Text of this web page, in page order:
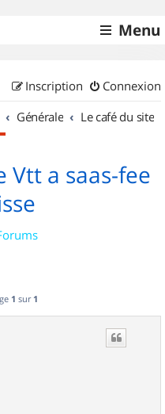
Menu
Connexion
Inscription
Générale Le café du site
Vtt a saas-fee
1 sur 1